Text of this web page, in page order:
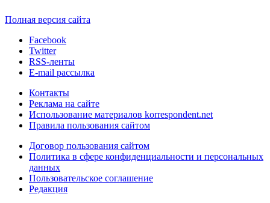
Полная версия сайта
Facebook
Twitter
RSS-ленты
E-mail рассылка
Контакты
Реклама на сайте
Использование материалов korrespondent.net
Правила пользования сайтом
Договор пользования сайтом
Политика в сфере конфиденциальности и персональных
данных
Пользовательское соглашение
Редакция